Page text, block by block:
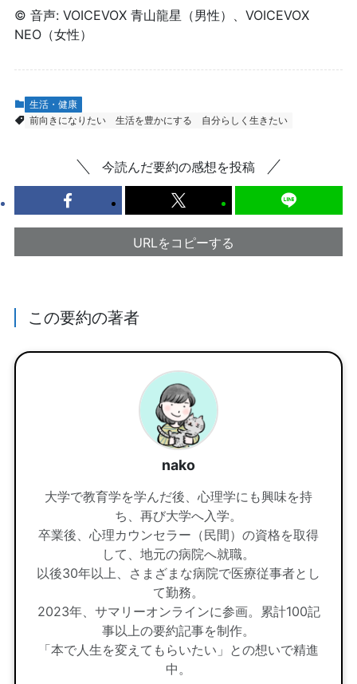
© 音声: VOICEVOX 青山龍星（男性）、VOICEVOX
NEO（女性）
生活・健康
前向きになりたい
生活を豊かにする 自分らしく生きたい
今読んだ要約の感想を投稿
URLをコピーする
この要約の著者
nako
大学で教育学を学んだ後、心理学にも興味を持
ち、再び大学へ入学。
卒業後、心理カウンセラー（民間）の資格を取得
して、地元の病院へ就職。
以後30年以上、さまざまな病院で医療従事者とし
て勤務。
2023年、サマリーオンラインに参画。累計100記
事以上の要約記事を制作。
「本で人生を変えてもらいたい」との想いで精進
中。